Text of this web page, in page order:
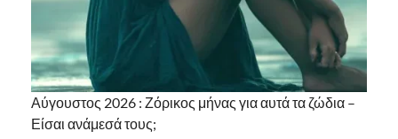
Αύγουστος 2026 : Ζόρικος μήνας για αυτά τα ζώδια –
Είσαι ανάμεσά τους;